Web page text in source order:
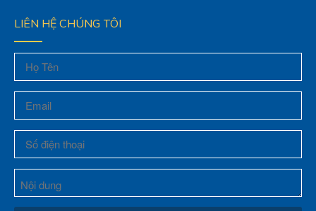
LIÊN HỆ CHÚNG TÔI